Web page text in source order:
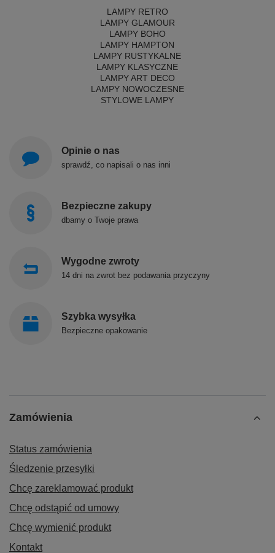
LAMPY RETRO
LAMPY GLAMOUR
LAMPY BOHO
LAMPY HAMPTON
LAMPY RUSTYKALNE
LAMPY KLASYCZNE
LAMPY ART DECO
LAMPY NOWOCZESNE
STYLOWE LAMPY
Opinie o nas
sprawdź, co napisali o nas inni
Bezpieczne zakupy
dbamy o Twoje prawa
Wygodne zwroty
14 dni na zwrot bez podawania przyczyny
Szybka wysyłka
Bezpieczne opakowanie
Zamówienia
Status zamówienia
Śledzenie przesyłki
Chcę zareklamować produkt
Chcę odstąpić od umowy
Chcę wymienić produkt
Kontakt